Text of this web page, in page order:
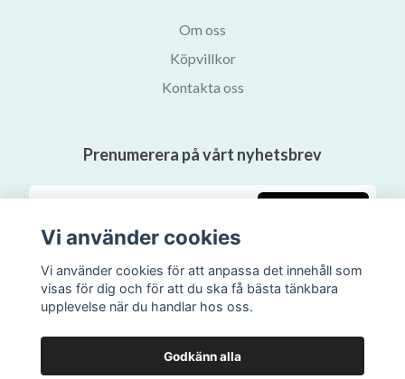
Om oss
Köpvillkor
Kontakta oss
Prenumerera på vårt nyhetsbrev
Vi använder cookies
Vi använder cookies för att anpassa det innehåll som
visas för dig och för att du ska få bästa tänkbara
upplevelse när du handlar hos oss.
Godkänn alla